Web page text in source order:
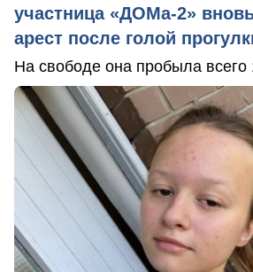
участница «ДОМа-2»
арест после голой
На свободе она пробыла всего